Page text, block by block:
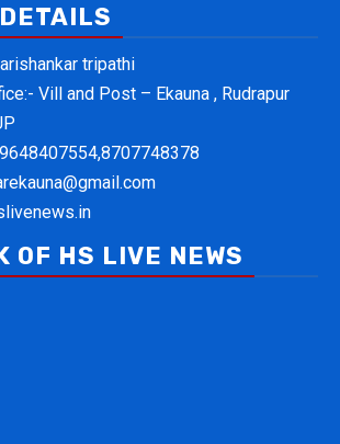
tripathi
Vill and Post – Ekauna , Rudrapur
9648407554,8707748378
OF HS LIVE NEWS